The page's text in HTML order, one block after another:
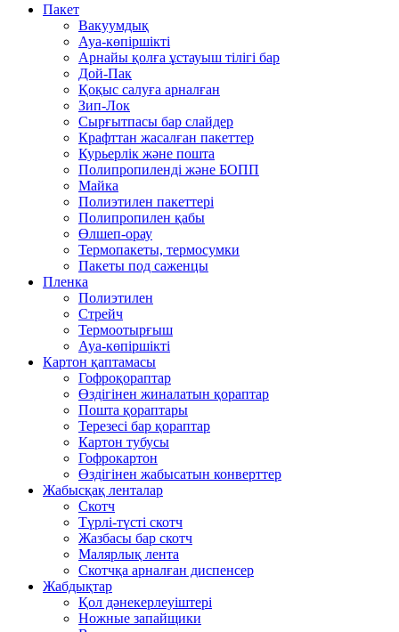
Пакет
Вакуумдық
Ауа-көпіршікті
Арнайы қолға ұстауыш тілігі бар
Дой-Пак
Қоқыс салуға арналған
Зип-Лок
Сырғытпасы бар слайдер
Крафттан жасалған пакеттер
Курьерлік және пошта
Полипропиленді және БОПП
Майка
Полиэтилен пакеттері
Полипропилен қабы
Өлшеп-орау
Термопакеты, термосумки
Пакеты под саженцы
Пленка
Полиэтилен
Стрейч
Термоотырғыш
Ауа-көпіршікті
Картон қаптамасы
Гофроқораптар
Өздігінен жиналатын қораптар
Пошта қораптары
Терезесі бар қораптар
Картон тубусы
Гофрокартон
Өздігінен жабысатын конверттер
Жабысқақ ленталар
Скотч
Түрлі-түсті скотч
Жазбасы бар скотч
Малярлық лента
Скотчқа арналған диспенсер
Жабдықтар
Қол дәнекерлеуіштері
Ножные запайщики